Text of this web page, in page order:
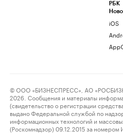
РБК
iOS
© ООО «БИЗНЕСПРЕСС», АО
2026. Сообщения и материалы
(свидетельство о регистрации
выдано Федеральной службой по
информационных технологий и
(Роскомнадзор) 09.12.2015 за